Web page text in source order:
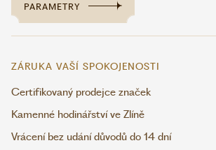
PARAMETRY
ZÁRUKA VAŠÍ SPOKOJENOSTI
Certifikovaný prodejce značek
Kamenné hodinářství ve Zlíně
Vrácení bez udání důvodů do 14 dní